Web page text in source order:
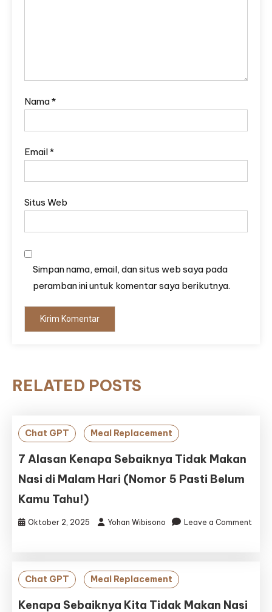
Nama*
Email*
Situs Web
Simpan nama, email, dan situs web saya pada
peramban ini untuk komentar saya berikutnya.
RELATED POSTS
Chat GPT Meal Replacement
7 Alasan Kenapa Sebaiknya Tidak Makan
Nasi di Malam Hari (Nomor 5 Pasti Belum
Kamu Tahu!)
Oktober 2, 2025 Yohan Wibisono
Leave a Comment
Kenapa
Sebaiknya
Tidak
Chat GPT Meal Replacement
Kenapa Sebaiknya Kita Tidak Makan Nasi